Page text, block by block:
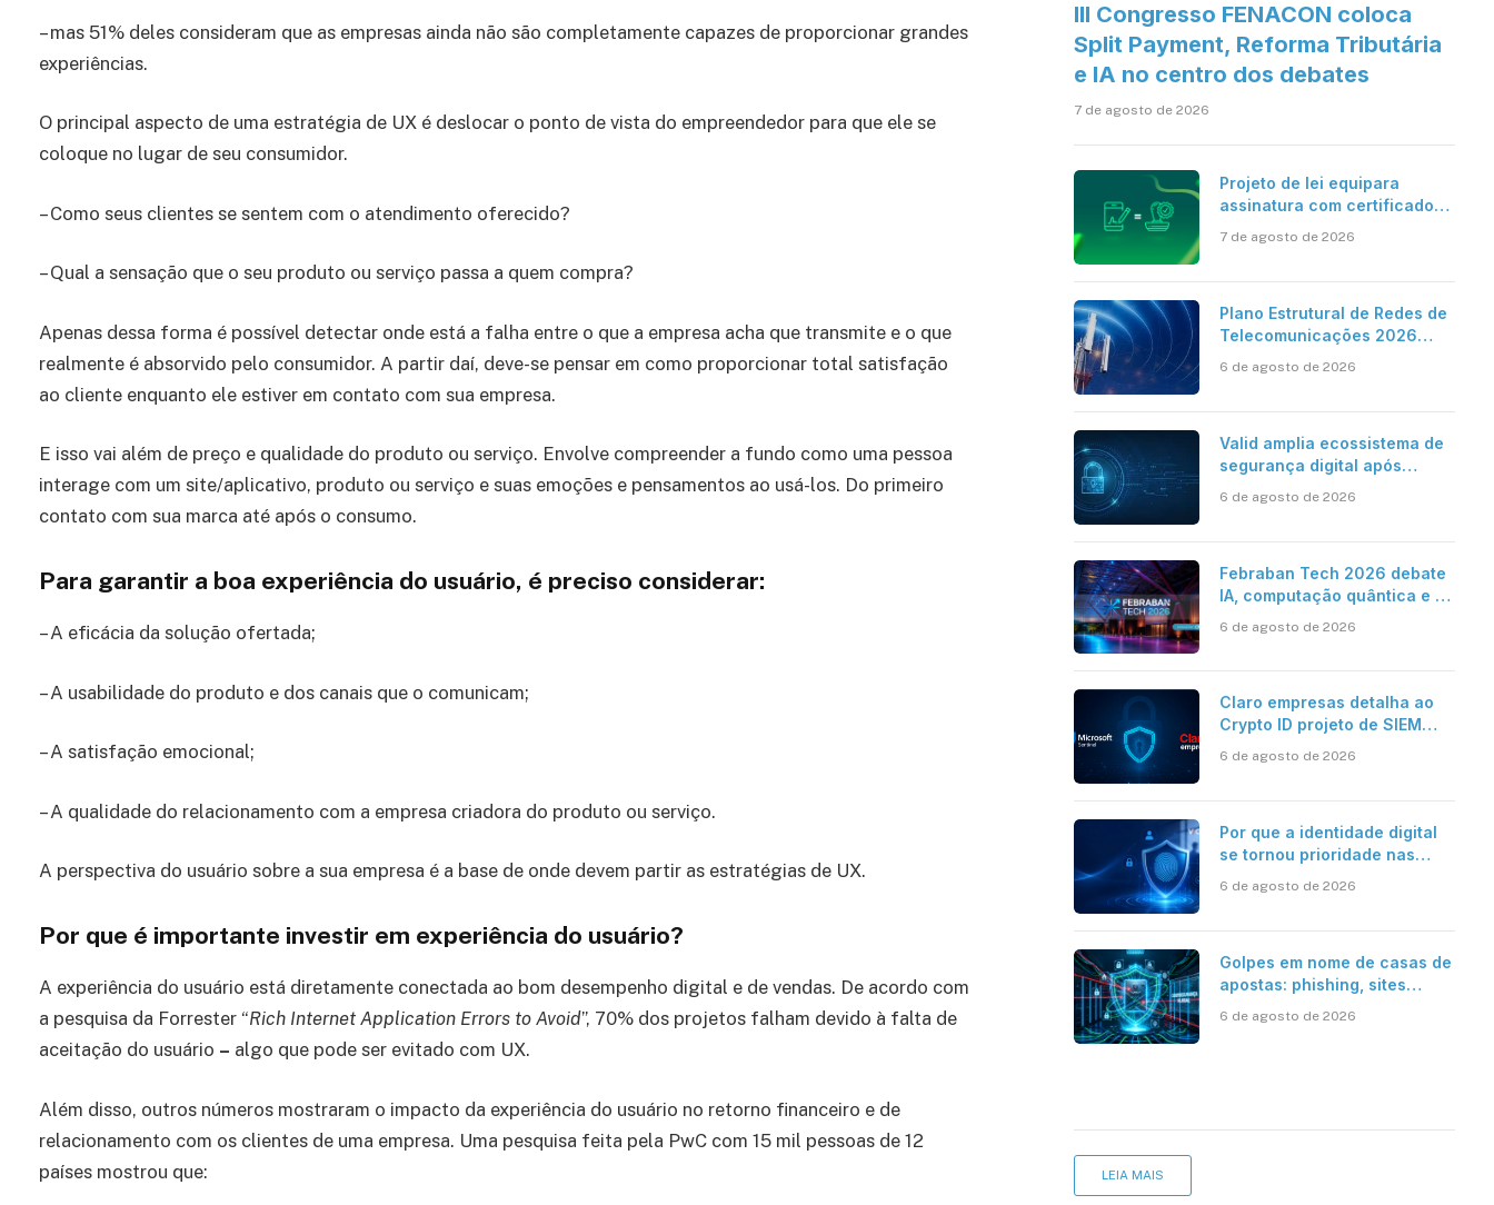
– mas 51% deles consideram que as empresas ainda não são completamente capazes de proporcionar grandes
experiências.
O principal aspecto de uma estratégia de UX é deslocar o ponto de vista do empreendedor para que ele se
coloque no lugar de seu consumidor.
– Como seus clientes se sentem com o atendimento oferecido?
– Qual a sensação que o seu produto ou serviço passa a quem compra?
Apenas dessa forma é possível detectar onde está a falha entre o que a empresa acha que transmite e o que
realmente é absorvido pelo consumidor. A partir daí, deve-se pensar em como proporcionar total satisfação
ao cliente enquanto ele estiver em contato com sua empresa.
E isso vai além de preço e qualidade do produto ou serviço. Envolve compreender a fundo como uma pessoa
interage com um site/aplicativo, produto ou serviço e suas emoções e pensamentos ao usá-los. Do primeiro
contato com sua marca até após o consumo.
Para garantir a boa experiência do usuário, é preciso considerar:
– A eficácia da solução ofertada;
– A usabilidade do produto e dos canais que o comunicam;
– A satisfação emocional;
– A qualidade do relacionamento com a empresa criadora do produto ou serviço.
A perspectiva do usuário sobre a sua empresa é a base de onde devem partir as estratégias de UX.
Por que é importante investir em experiência do usuário?
A experiência do usuário está diretamente conectada ao bom desempenho digital e de vendas. De acordo com
a pesquisa da Forrester “Rich Internet Application Errors to Avoid”, 70% dos projetos falham devido à falta de
aceitação do usuário – algo que pode ser evitado com UX.
Além disso, outros números mostraram o impacto da experiência do usuário no retorno financeiro e de
relacionamento com os clientes de uma empresa. Uma pesquisa feita pela PwC com 15 mil pessoas de 12
países mostrou que:
III Congresso FENACON coloca
Split Payment, Reforma Tributária
e IA no centro dos debates
7 de agosto de 2026
Projeto de lei equipara
assinatura com certificado
reconhecimento de firma em
7 de agosto de 2026
Plano Estrutural de Redes de
Telecomunicações 2026
móvel, mas mantém desafio
6 de agosto de 2026
Valid amplia ecossistema de
segurança digital após
6 de agosto de 2026
Febraban Tech 2026 debate
IA, computação quântica e os
bancária
6 de agosto de 2026
Claro empresas detalha ao
Crypto ID projeto de SIEM
resposta automatizada
6 de agosto de 2026
Por que a identidade digital
se tornou prioridade nas
6 de agosto de 2026
Golpes em nome de casas de
apostas: phishing, sites
6 de agosto de 2026
LEIA MAIS